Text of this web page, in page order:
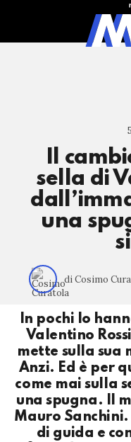
Il
sella di
una
di Cosimo
In pochi lo
Valentino
mette sulla sua
Anzi. Ed è per
come mai sulla
una spugna. Il
Mauro
di guida e